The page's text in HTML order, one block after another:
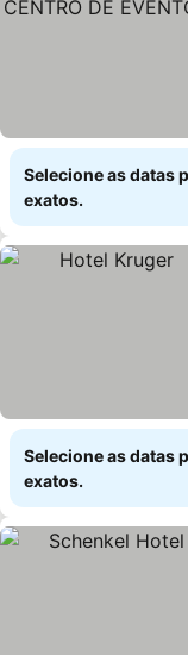
Selecione as datas
exatos.
Selecione as datas
exatos.